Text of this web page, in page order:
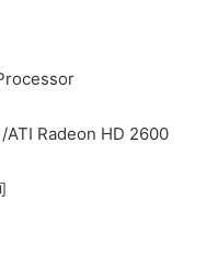
ATI Radeon HD 2600